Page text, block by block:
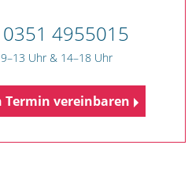
0351 4955015
Uhr & 14–18 Uhr
Termin vereinbaren